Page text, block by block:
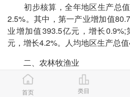
初步核算，全年地区生产总值
2.5%。其中，第一产业增加值
业增加值393.5亿元，增长
元，增长4.2%。人均地区生产总值
二、农林牧渔业
粮食作物播种面积134.0千公
顷。其中，稻谷46.0千公顷，增
首页 类目